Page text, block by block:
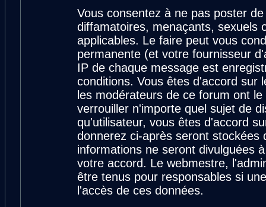
Vous consentez à ne pas poster
diffamatoires, menaçants, sexuels
applicables. Le faire peut vous
permanente (et votre fournisseur
IP de chaque message est
conditions. Vous êtes d'accord sur
les modérateurs de ce forum ont
verrouiller n'importe quel sujet de
qu'utilisateur, vous êtes d'accord
donnerez ci-après seront stockées
informations ne seront divulguées
votre accord. Le webmestre,
être tenus pour responsables si
l'accès de ces données.